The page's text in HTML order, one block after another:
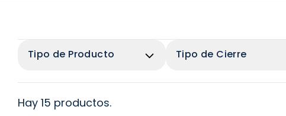
Tipo de Producto Tipo de Cierre
Hay 15 productos.